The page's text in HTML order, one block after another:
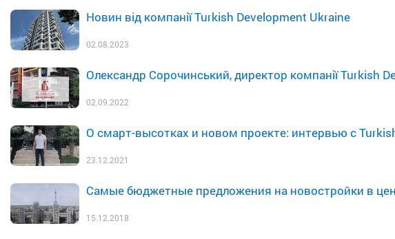
Новин від компанії Turkish Development Ukraine
02.08.2023
Олександр Сорочинський, директор компанії Turkish
02.09.2022
О смарт-высотках и новом проекте: интервью с
23.12.2021
Самые бюджетные предложения на новостройки в
15.12.2018